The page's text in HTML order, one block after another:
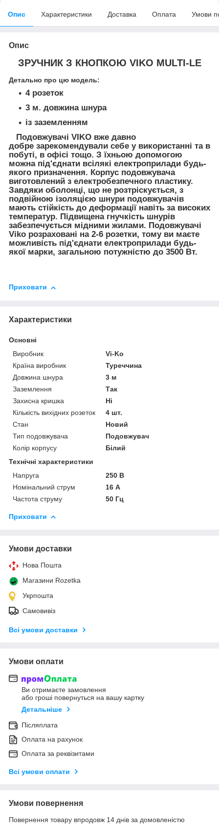
Опис Характеристики Доставка Оплата Умови
Опис
ЗРУЧНИК З КНОПКОЮ VIKO MULTI-LE
Детально про цю модель:
4 розеток
3 м. довжина шнура
із заземленням
Подовжувачі VIKO вже давно
добре зарекомендували себе у використанні та в
побуті, в офісі тощо. З їхньою допомогою
можна під'єднати всілякі електроприлади будь-
якого призначення. Корпус подовжувача
виготовлений з електробезпечного пластику.
Завдяки оболонці, що не розтріскується, з
подвійною ізоляцією шнури подовжувачів
мають стійкість до деформації навіть за високих
температур. Підвищена гнучкість шнурів
забезпечується мідними жилами. Подовжувачі
Viko розраховані на 2-6 розетки, тому ви маєте
можливість під'єднати електроприлади будь-
якої марки, загальною потужністю до 3500 Вт.
Приховати
Характеристики
Основні
Виробник
Vi-Ko
Країна виробник
Туреччина
Довжина шнура
3 м
Заземлення
Так
Захисна кришка
Ні
Кількість вихідних розеток
4 шт.
Стан
Новий
Тип подовжувача
Подовжувач
Колір корпусу
Білий
Технічні характеристики
Напруга
250 В
Номінальний струм
16 А
Частота струму
50 Гц
Приховати
Умови доставки
Нова Пошта
Магазини Rozetka
Укрпошта
Самовивіз
Всі умови доставки
Умови оплати
Ви отримаєте замовлення
або гроші повернуться на вашу картку
Детальніше
Післяплата
Оплата на рахунок
Оплата за реквізитами
Всі умови оплати
Умови повернення
Повернення товару впродовж 14 днів за домовленістю